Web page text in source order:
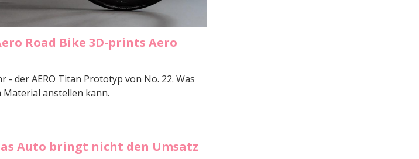
Road Bike 3D-prints Aero
- der AERO Titan Prototyp von No. 22. Was
anstellen kann.
Auto bringt nicht den Umsatz